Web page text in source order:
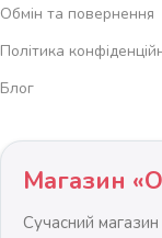
Обмін та повернення
Політика
Блог
Магазин
Сучасний